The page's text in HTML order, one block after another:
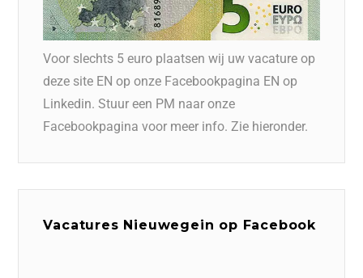
Voor slechts 5 euro plaatsen wij uw vacature op
deze site EN op onze Facebookpagina EN op
Linkedin. Stuur een PM naar onze
Facebookpagina voor meer info. Zie hieronder.
Vacatures Nieuwegein op Facebook